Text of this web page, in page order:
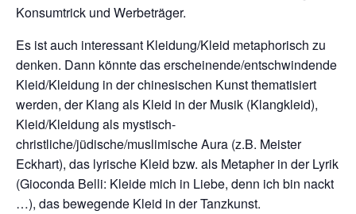
Konsumtrick und Werbeträger.
Es ist auch interessant Kleidung/Kleid metaphorisch zu
denken. Dann könnte das erscheinende/entschwindende
Kleid/Kleidung in der chinesischen Kunst thematisiert
werden, der Klang als Kleid in der Musik (Klangkleid),
Kleid/Kleidung als mystisch-
christliche/jüdische/muslimische Aura (z.B. Meister
Eckhart), das lyrische Kleid bzw. als Metapher in der Lyrik
(Gioconda Belli: Kleide mich in Liebe, denn ich bin nackt
…), das bewegende Kleid in der Tanzkunst.